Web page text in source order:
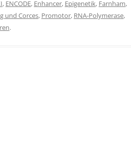
, ENCODE, Enhancer, Epigenetik, Farnham,
und Corces, Promotor, RNA-Polymerase,
.